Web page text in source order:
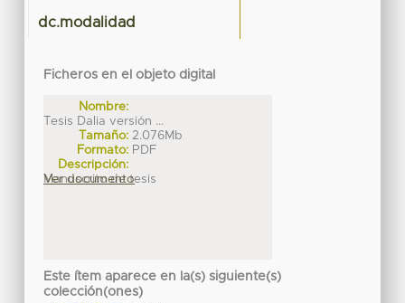
dc.modalidad
Ficheros en el objeto digital
Nombre:
Tesis Dalia versión ...
Tamaño: 2.076Mb
Formato: PDF
Descripción:
Manuscrito de tesis
Ver documento
Este ítem aparece en la(s) siguiente(s)
colección(ones)